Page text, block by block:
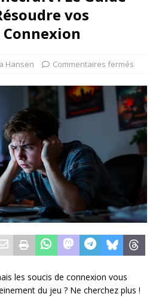
vos
Hansen Commentaires fermés
les soucis de connexion vous
du jeu ? Ne cherchez plus !